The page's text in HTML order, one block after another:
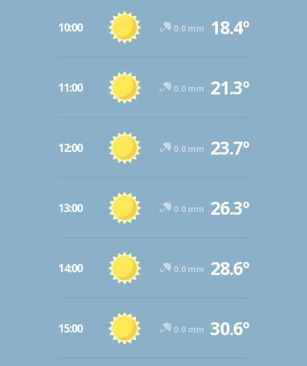
10:00 0.0 mm 18.4º
11:00 0.0 mm 21.3º
12:00 0.0 mm 23.7º
13:00 0.0 mm 26.3º
14:00 0.0 mm 28.6º
15:00 0.0 mm 30.6º